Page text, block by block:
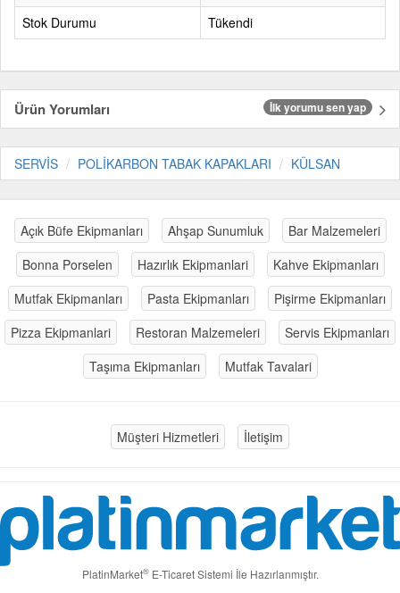
Stok Durumu
Tükendi
Ürün Yorumları İlk yorumu sen yap
SERVİS POLİKARBON TABAK KAPAKLARI KÜLSAN
Açık Büfe Ekipmanları Ahşap Sunumluk
Bar Malzemeleri
Bonna Porselen
Hazırlık Ekipmanlari
Kahve Ekipmanları
Mutfak Ekipmanları
Pasta Ekipmanları
Pişirme Ekipmanları
Pizza Ekipmanlari
Restoran Malzemeleri
Servis Ekipmanları
Taşıma Ekipmanları
Mutfak Tavalari
Müşteri Hizmetleri İletişim
PlatinMarket®E-Ticaret Sistemi İle Hazırlanmıştır.